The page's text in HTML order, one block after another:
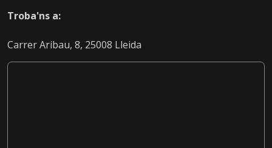
Troba'ns a:
Carrer Aribau, 8, 25008 Lleida